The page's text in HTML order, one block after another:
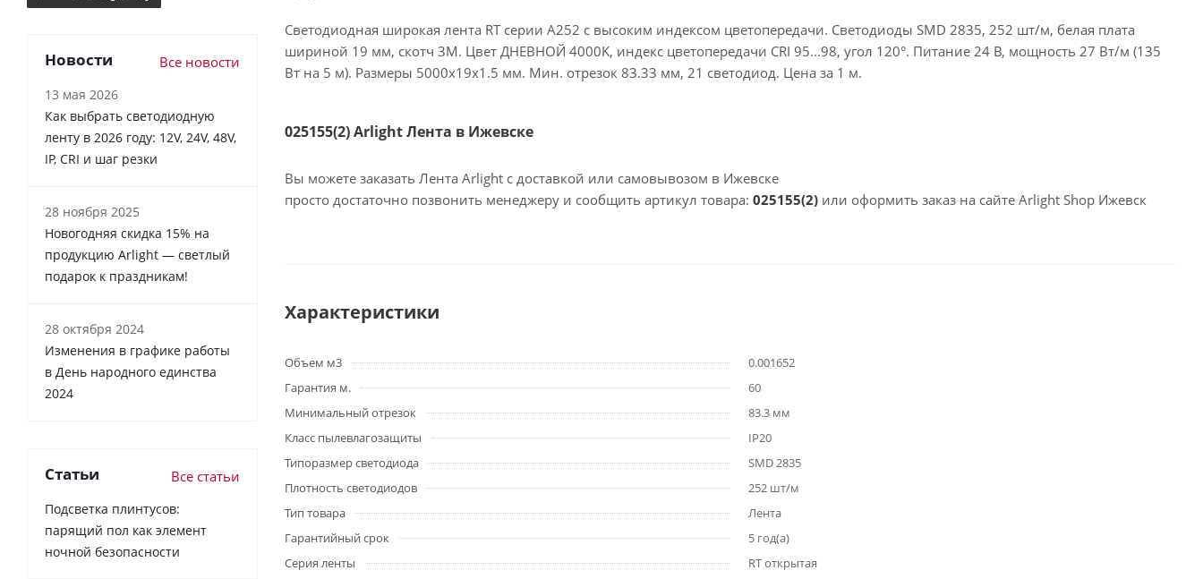
Светодиодная широкая лента RT серии A252 с высоким индексом цветопередачи. Светодиоды SMD 2835, 252 шт/м, белая плата
шириной 19 мм, скотч 3М. Цвет ДНЕВНОЙ 4000K, индекс цветопередачи CRI 95...98, угол 120°. Питание 24 В, мощность 27 Вт/м (135
Вт на 5 м). Размеры 5000х19х1.5 мм. Мин. отрезок 83.33 мм, 21 светодиод. Цена за 1 м.
025155(2) Arlight Лента в Ижевске
Вы можете заказать Лента Arlight с доставкой или самовывозом в Ижевске
просто достаточно позвонить менеджеру и сообщить артикул товара: 025155(2) или оформить заказ на сайте Arlight Shop Ижевск
Характеристики
Объем м3
0.001652
Гарантия м.
60
Минимальный отрезок
83.3 мм
Класс пылевлагозащиты
IP20
Типоразмер светодиода
SMD 2835
Плотность светодиодов
252 шт/м
Тип товара
Лента
Гарантийный срок
5 год(а)
Серия ленты
RT открытая
Новости Все новости
13 мая 2026
Как выбрать светодиодную
ленту в 2026 году: 12V, 24V, 48V,
IP, CRI и шаг резки
28 ноября 2025
Новогодняя скидка 15% на
продукцию Arlight — светлый
подарок к праздникам!
28 октября 2024
Изменения в графике работы
в День народного единства
2024
Статьи Все статьи
Подсветка плинтусов:
парящий пол как элемент
ночной безопасности